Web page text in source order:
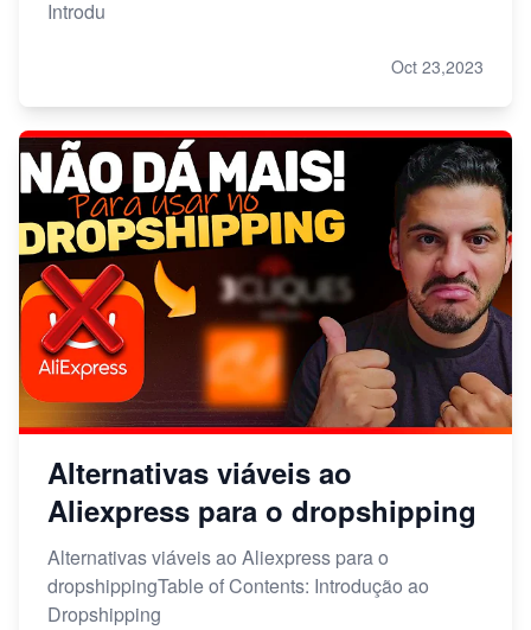
Introdu
Oct 23,2023
Alternativas viáveis ao
Aliexpress para o dropshipping
Alternativas viáveis ao Aliexpress para o
dropshippingTable of Contents: Introdução ao
Dropshipping